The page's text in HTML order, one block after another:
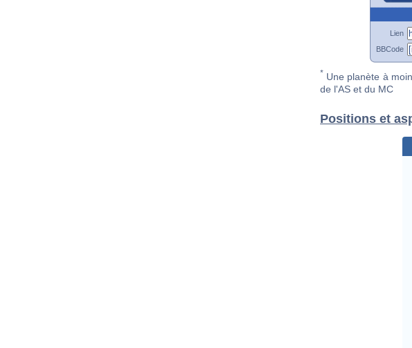
Lien
BBCode
* Une planète à
de l'AS et du MC
Positions et